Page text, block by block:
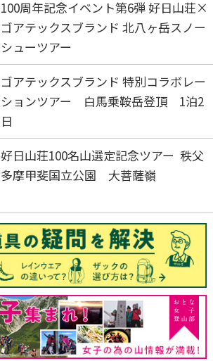
100周年記念イベント第6弾 好日山荘×
ゴアテックスブランド 北八ヶ岳スノー
シューツアー
ゴアテックスブランド 特別コラボレー
ションツアー 白馬乗鞍岳登頂 1泊2
日
好日山荘100名山選定記念ツアー 秩父
多摩甲斐国立公園 大菩薩嶺